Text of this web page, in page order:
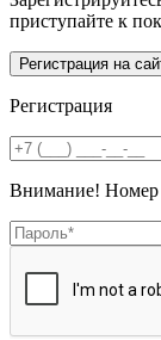
приступайте к
Регистрация
Внимание! Номер